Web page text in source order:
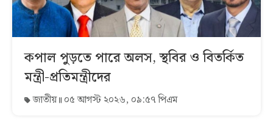
কপাল পুড়তে পারে অলস, স্থবির ও বিতর্কিত
মন্ত্রী-প্রতিমন্ত্রীদের
জাতীয় ০৫ আগস্ট ২০২৬, ০৯:৫৭ পিএম